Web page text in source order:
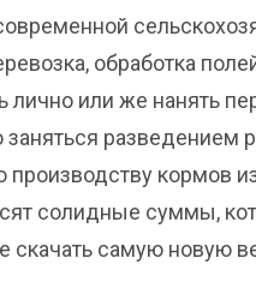
обработка
или же нанять
разведением
кормов
солидные суммы,
самую новую